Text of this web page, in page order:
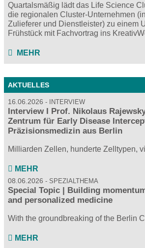
Quartalsmäßig lädt das Life Science
die regionalen Cluster-Unternehmen
Zulieferer und Dienstleister) zu einem
Frühstück mit Fachvortrag ins
MEHR
AKTUELLES
16.06.2026 INTERVIEW
Interview I Prof. Nikolaus
Zentrum für Early Disease
Präzisionsmedizin aus Berlin
Milliarden Zellen, hunderte Zelltypen,
MEHR
08.06.2026 SPEZIALTHEMA
Special Topic | Building
and personalized medicine
With the groundbreaking of the Berlin
MEHR